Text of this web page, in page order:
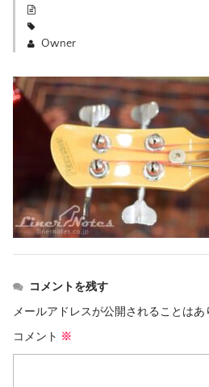
Owner
コメントを残す
メールアドレスが公開されることはあ
コメント ※